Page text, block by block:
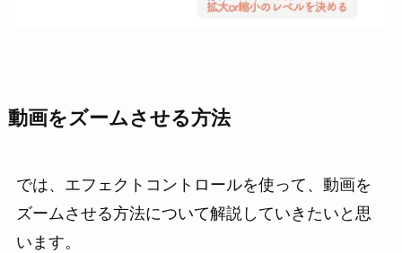
動画をズームさせる方法
では、エフェクトコントロールを使って、動画を
ズームさせる方法について解説していきたいと思
います。